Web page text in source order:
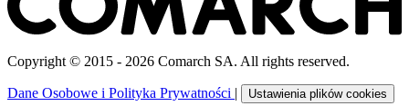
Copyright © 2015 - 2026 Comarch SA. All rights reserved.
Dane Osobowe i Polityka Prywatności | Ustawienia plików cookies